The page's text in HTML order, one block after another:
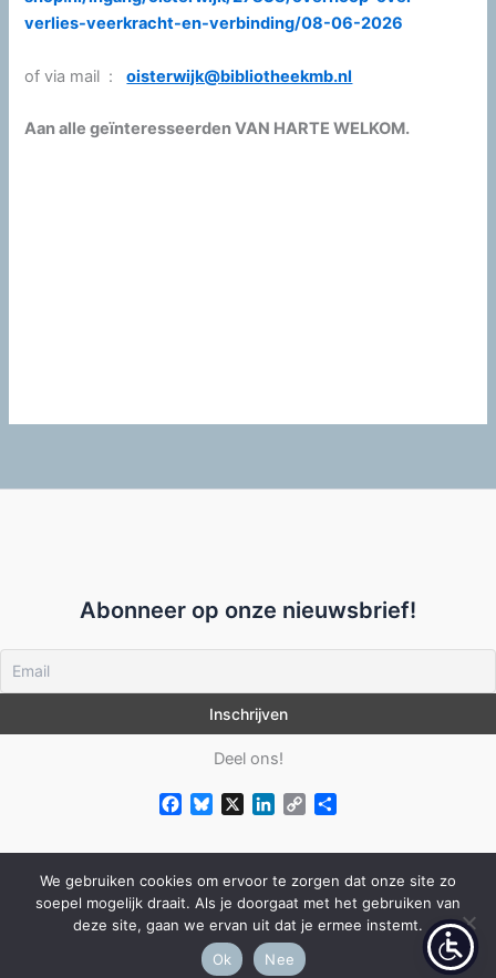
verlies-veerkracht-en-verbinding/08-06-2026
of via mail :oisterwijk@bibliotheekmb.nl
Aan alle geïnteresseerden VAN HARTE WELKOM.
Abonneer op onze nieuwsbrief!
Deel ons!
c
b
o
o
u
s
k
y
n
k
e
d
I
n
C
p
L
i
n
l
n
Copyright © 2026 Metgezel in Zingeving |Kwalisite
We gebruiken cookies om ervoor te zorgen dat onze site zo
soepel mogelijk draait. Als je doorgaat met het gebruiken van
deze site, gaan we ervan uit dat je ermee instemt.
Ok
Nee